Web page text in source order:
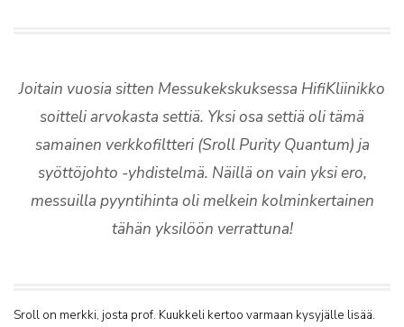
Joitain vuosia sitten Messukekskuksessa HifiKliinikko
soitteli arvokasta settiä. Yksi osa settiä oli tämä
samainen verkkofiltteri (Sroll Purity Quantum) ja
syöttöjohto -yhdistelmä. Näillä on vain yksi ero,
messuilla pyyntihinta oli melkein kolminkertainen
tähän yksilöön verrattuna!
Sroll on merkki, josta prof. Kuukkeli kertoo varmaan kysyjälle lisää.